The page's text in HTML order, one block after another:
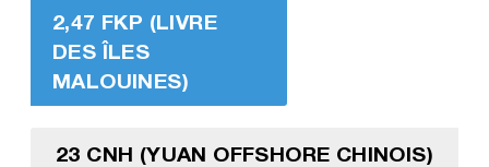
2,47 FKP (LIVRE
DES ÎLES
MALOUINES)
23 CNH (YUAN OFFSHORE CHINOIS)